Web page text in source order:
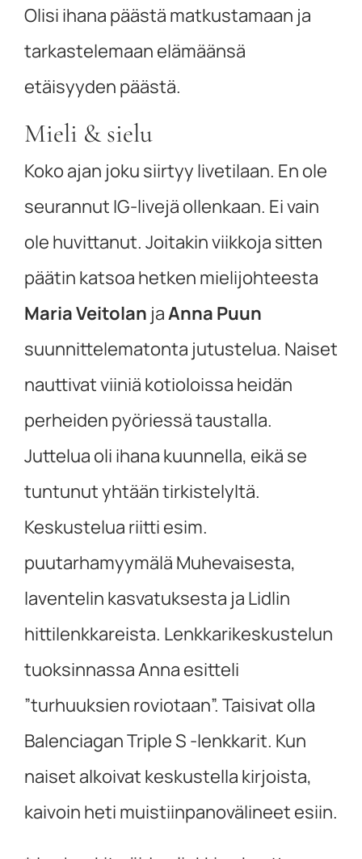
Olisi ihana päästä matkustamaan ja
tarkastelemaan elämäänsä
etäisyyden päästä.
Mieli & sielu
Koko ajan joku siirtyy livetilaan. En ole
seurannut IG-livejä ollenkaan. Ei vain
ole huvittanut. Joitakin viikkoja sitten
päätin katsoa hetken mielijohteesta
Maria Veitolan jaAnna Puun
suunnittelematonta jutustelua. Naiset
nauttivat viiniä kotioloissa heidän
perheiden pyöriessä taustalla.
Juttelua oli ihana kuunnella, eikä se
tuntunut yhtään tirkistelyltä.
Keskustelua riitti esim.
puutarhamyymälä Muhevaisesta,
laventelin kasvatuksesta ja Lidlin
hittilenkkareista. Lenkkarikeskustelun
tuoksinnassa Anna esitteli
”turhuuksien roviotaan”. Taisivat olla
Balenciagan Triple S -lenkkarit. Kun
naiset alkoivat keskustella kirjoista,
kaivoin heti muistiinpanovälineet esiin.